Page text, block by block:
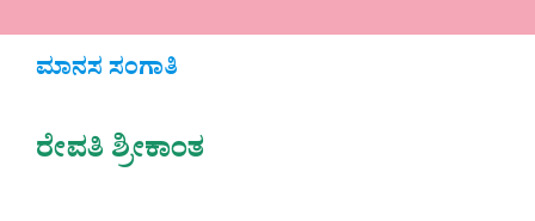
ಮಾನಸ ಸಂಗಾತಿ
ರೇವತಿ ಶ್ರೀಕಾಂತ